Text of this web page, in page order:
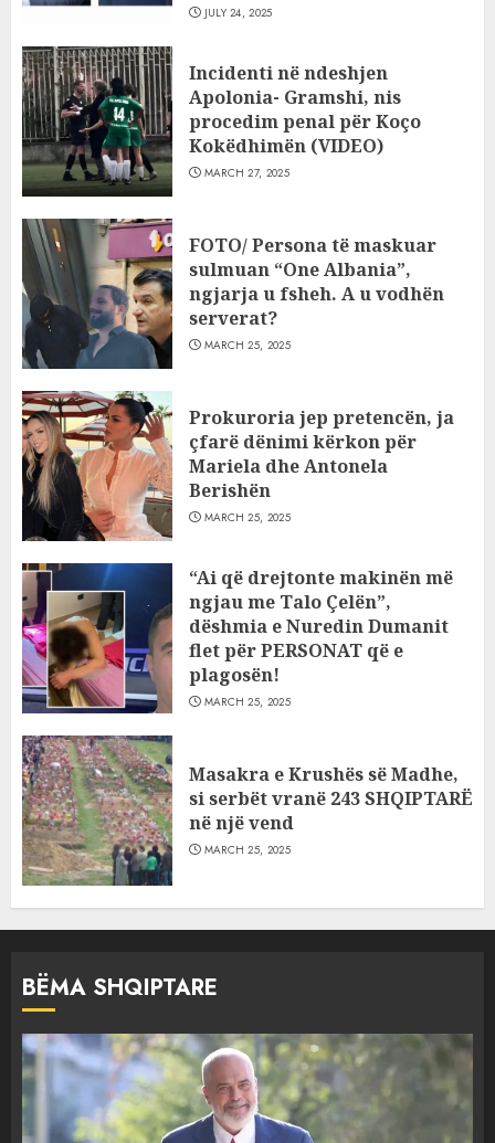
JULY 24, 2025
Incidenti në ndeshjen
Apolonia- Gramshi, nis
procedim penal për Koço
Kokëdhimën (VIDEO)
MARCH 27, 2025
FOTO/ Persona të maskuar
sulmuan “One Albania”,
ngjarja u fsheh. A u vodhën
serverat?
MARCH 25, 2025
Prokuroria jep pretencën, ja
çfarë dënimi kërkon për
Mariela dhe Antonela
Berishën
MARCH 25, 2025
“Ai që drejtonte makinën më
ngjau me Talo Çelën”,
dëshmia e Nuredin Dumanit
flet për PERSONAT që e
plagosën!
MARCH 25, 2025
Masakra e Krushës së Madhe,
si serbët vranë 243 SHQIPTARË
në një vend
MARCH 25, 2025
BËMA SHQIPTARE